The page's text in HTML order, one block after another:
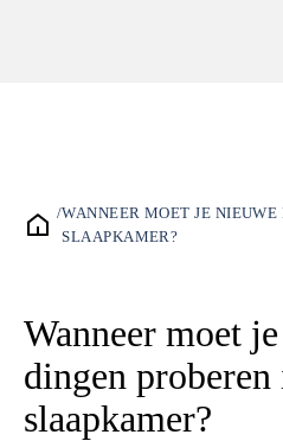
/WANNEER MOET JE
SLAAPKAMER?
Wanneer moet
dingen proberen
slaapkamer?